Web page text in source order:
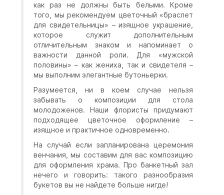
как раз не должны быть белыми. Кроме
того, мы рекомендуем цветочный «браслет
для свидетельницы» – изящное украшение,
которое служит дополнительным
отличительным знаком и напоминает о
важности данной роли. Для «мужской
половины» – как жениха, так и свидетеля –
мы выполним элегантные бутоньерки.
Разумеется, ни в коем случае нельзя
забывать о композиции для стола
молодоженов. Наши флористы придумают
подходящее цветочное оформление –
изящное и практичное одновременно.
На случай если запланирована церемония
венчания, мы составим для вас композицию
для оформления храма. Про банкетный зал
нечего и говорить: такого разнообразия
букетов вы не найдете больше нигде!